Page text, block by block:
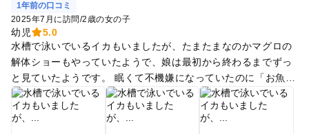
1年前の口コミ
2025年7月に訪問/2歳の女の子
幼児
5.0
水槽で泳いでいるイカもいましたが、たまたまなのかマグロの
解体ショーもやっていたようで、娘は最初から終わるまでずっ
と見ていたようです。 眠くて不機嫌になっていたのに「お魚！
お魚！」と大興奮。 お土産の種類も多くて色々買い物もできま
した。